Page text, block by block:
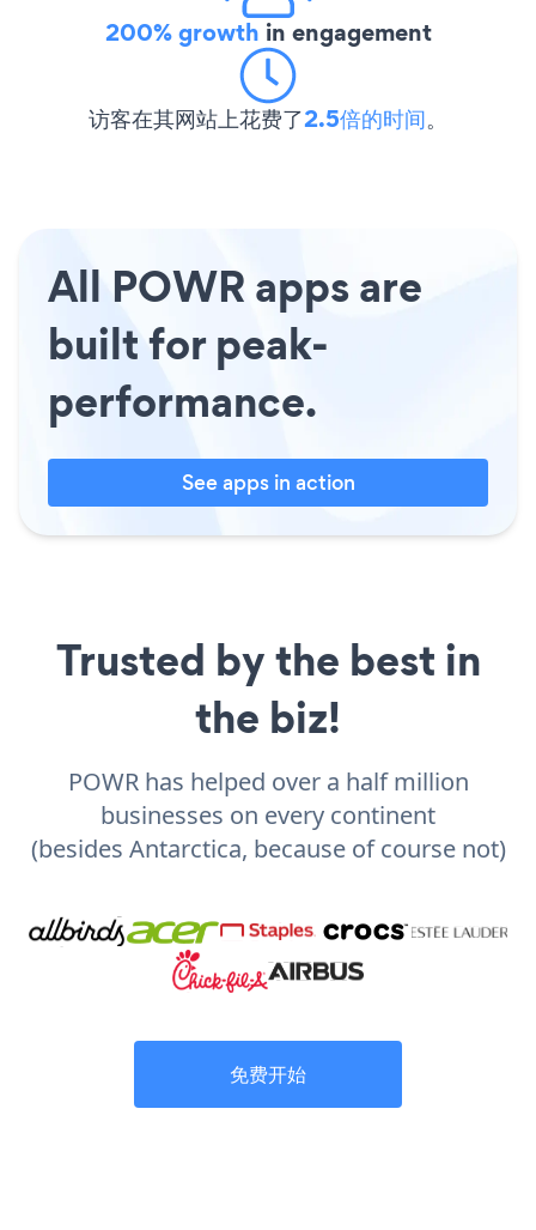
200% growth in engagement
访客在其网站上花费了2.5倍的时间。
All POWR apps are
built for peak-
performance.
See apps in action
Trusted by the best in
the biz!
POWR has helped over a half million
businesses on every continent
(besides Antarctica, because of course not)
免费开始